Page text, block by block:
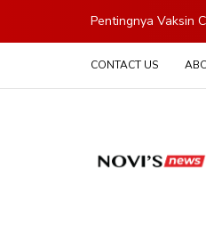
Pentingnya Vaksin
CONTACT US